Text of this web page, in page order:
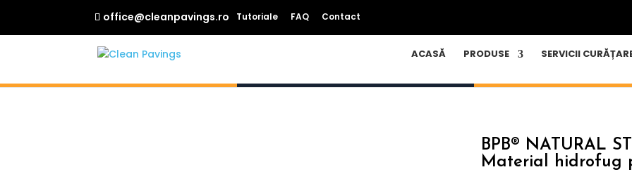
office@cleanpavings.ro Tutoriale FAQ Contact
ACASĂ PRODUSE SERVICII
BPB® NATURAL
Material hidrofug